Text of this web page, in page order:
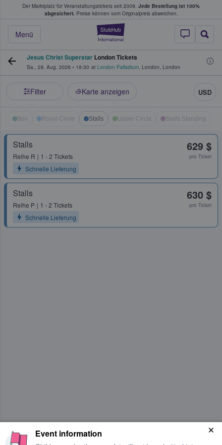
Der Marktplatz für Veranstaltungstickets seit 2009. Jede Bestellung ist 100%
abgesichert. Preise können vom Originalpreis abweichen.
StubHub - Wo
Menü
Tickets kaufen & verkaufen
Jesus Christ Superstar London Tickets
Sa., 29. Aug. 2026 • 19:30 at London Palladium, London, London
Filter Karte anzeigen USD
Box Royal Circle Stalls Upper Circle Stalls Standing
Stalls
Reihe R
1 - 2 Tickets
Schnelle Lieferung
629 $
pro Ticket
Stalls
Reihe P
1 - 2 Tickets
Schnelle Lieferung
630 $
pro Ticket
Event information